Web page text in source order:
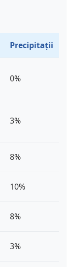
Precipitații
0%
3%
8%
10%
8%
3%